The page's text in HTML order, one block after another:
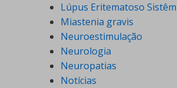
Lúpus Eritematoso
Miastenia gravis
Neuroestimulação
Neurologia
Neuropatias
Notícias